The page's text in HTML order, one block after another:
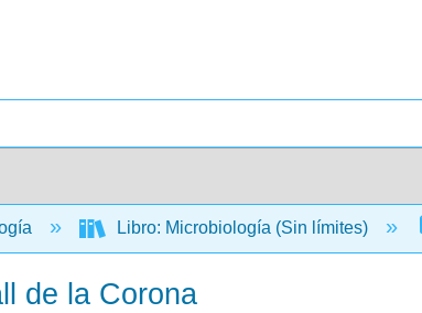
Libro: Microbiología (Sin límites)
de la Corona